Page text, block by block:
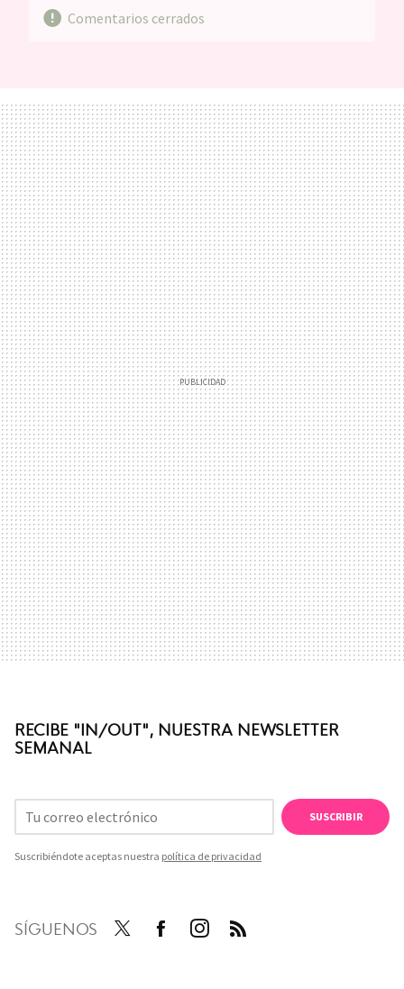
Comentarios cerrados
RECIBE "IN/OUT", NUESTRA NEWSLETTER
SEMANAL
SUSCRIBIR
Suscribiéndote aceptas nuestra política de privacidad
SÍGUENOS